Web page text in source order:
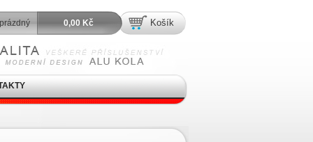
Košík
prázdný 0,00 Kč